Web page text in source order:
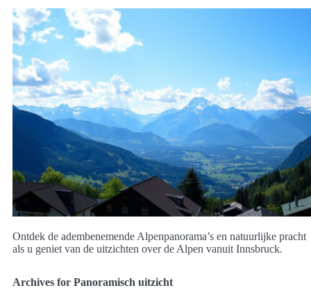
Ontdek de adembenemende Alpenpanorama’s en natuurlijke pracht
als u geniet van de uitzichten over de Alpen vanuit Innsbruck.
Archives for Panoramisch uitzicht